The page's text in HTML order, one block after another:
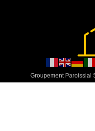
Groupement Paroissial